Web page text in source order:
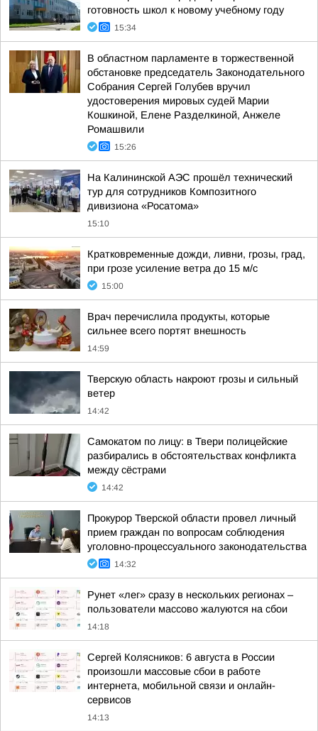
готовность школ к новому учебному году
15:34
В областном парламенте в торжественной
обстановке председатель Законодательного
Собрания Сергей Голубев вручил
удостоверения мировых судей Марии
Кошкиной, Елене Разделкиной, Анжеле
Ромашвили
15:26
На Калининской АЭС прошёл технический
тур для сотрудников Композитного
дивизиона «Росатома»
15:10
Кратковременные дожди, ливни, грозы, град,
при грозе усиление ветра до 15 м/с
15:00
Врач перечислила продукты, которые
сильнее всего портят внешность
14:59
Тверскую область накроют грозы и сильный
ветер
14:42
Самокатом по лицу: в Твери полицейские
разбирались в обстоятельствах конфликта
между сёстрами
14:42
Прокурор Тверской области провел личный
прием граждан по вопросам соблюдения
уголовно-процессуального законодательства
14:32
Рунет «лег» сразу в нескольких регионах –
пользователи массово жалуются на сбои
14:18
Сергей Колясников: 6 августа в России
произошли массовые сбои в работе
интернета, мобильной связи и онлайн-
сервисов
14:13